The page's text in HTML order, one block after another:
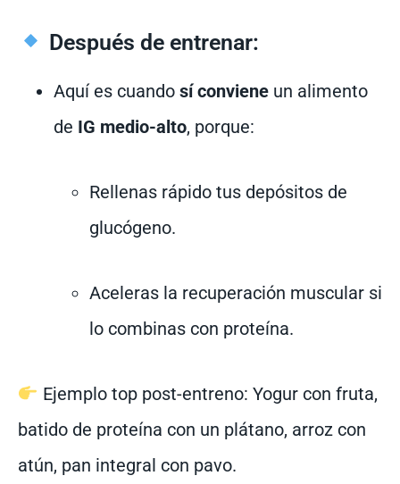
Después de entrenar:
Aquí es cuando sí conviene un alimento
de IG medio-alto, porque:
Rellenas rápido tus depósitos de
glucógeno.
Aceleras la recuperación muscular si
lo combinas con proteína.
Ejemplo top post-entreno: Yogur con fruta,
batido de proteína con un plátano, arroz con
atún, pan integral con pavo.